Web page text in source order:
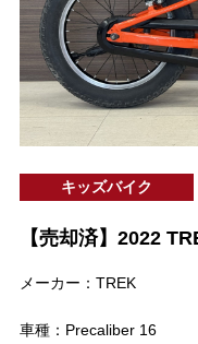
キッズバイク
【売却済】2022
メーカー：TREK
車種：Precaliber 16